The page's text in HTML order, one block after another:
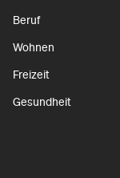
Beruf
Wohnen
Freizeit
Gesundheit